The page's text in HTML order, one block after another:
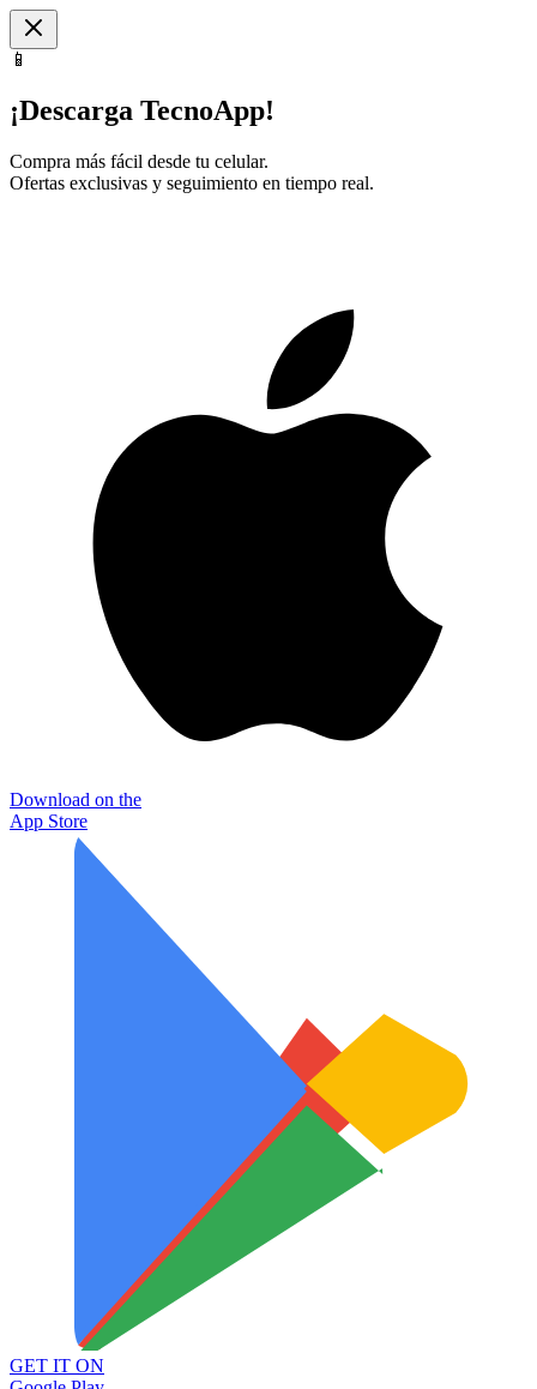
📱
¡Descarga TecnoApp!
Compra más fácil desde tu celular.
Ofertas exclusivas y seguimiento en tiempo real.
Download on the
App Store
GET IT ON